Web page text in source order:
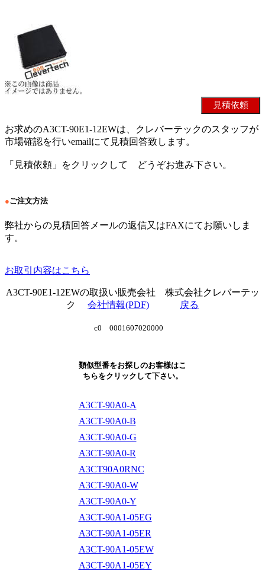
お求めのA3CT-90E1-12EWは、クレバーテックのスタッフが
市場確認を行いemailにて見積回答致します。
「見積依頼」をクリックして どうぞお進み下さい。
●ご注文方法
弊社からの見積回答メールの返信又はFAXにてお願いしま
す。
お取引内容はこちら
A3CT-90E1-12EWの取扱い販売会社 株式会社クレバーテッ
ク 会社情報(PDF) 戻る
c0 0001607020000
類似型番をお探しのお客様はこ
ちらをクリックして下さい。
A3CT-90A0-A
A3CT-90A0-B
A3CT-90A0-G
A3CT-90A0-R
A3CT90A0RNC
A3CT-90A0-W
A3CT-90A0-Y
A3CT-90A1-05EG
A3CT-90A1-05ER
A3CT-90A1-05EW
A3CT-90A1-05EY